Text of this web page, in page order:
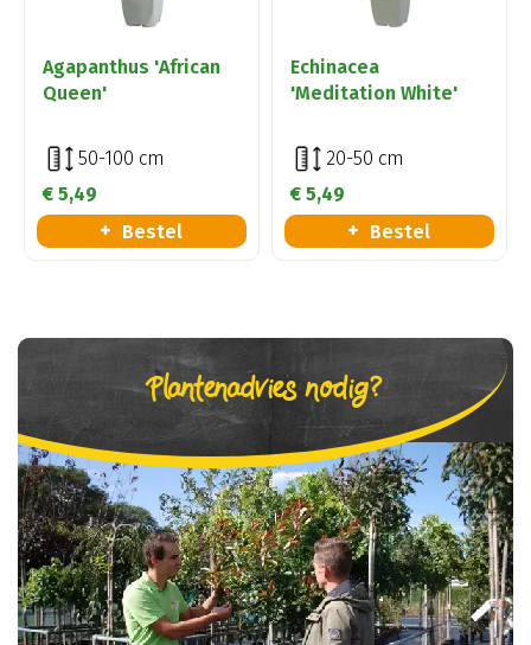
Agapanthus 'African
Queen'
50-100 cm
€ 5,49
Bestel
Echinacea
'Meditation White'
20-50 cm
€ 5,49
Bestel
Plantenadvies nodig?